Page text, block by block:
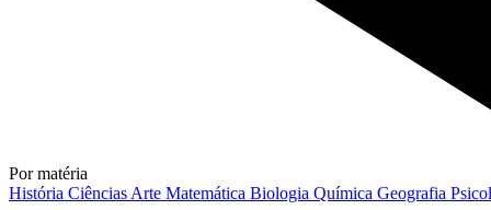
Por matéria
História Ciências Arte Matemática Biologia Química Geografia